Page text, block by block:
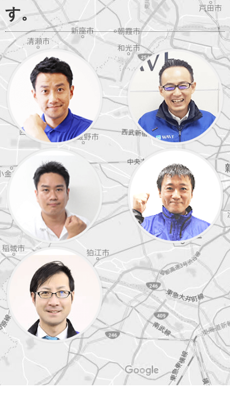
以上の使用がルールです。生餌の使用も禁止ですので、ル
ールを事前にチェックしておき守りながら楽しく釣りをす
るようにしましょう。最寄駅は西武池袋線・東久留米駅
で、徒歩で約30分の距離となっています。
す。